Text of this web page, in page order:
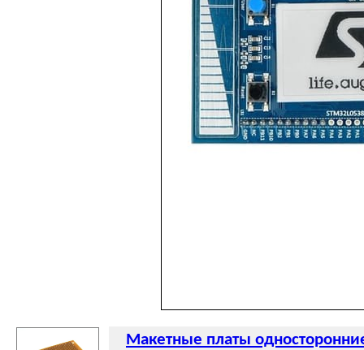
Макетные платы